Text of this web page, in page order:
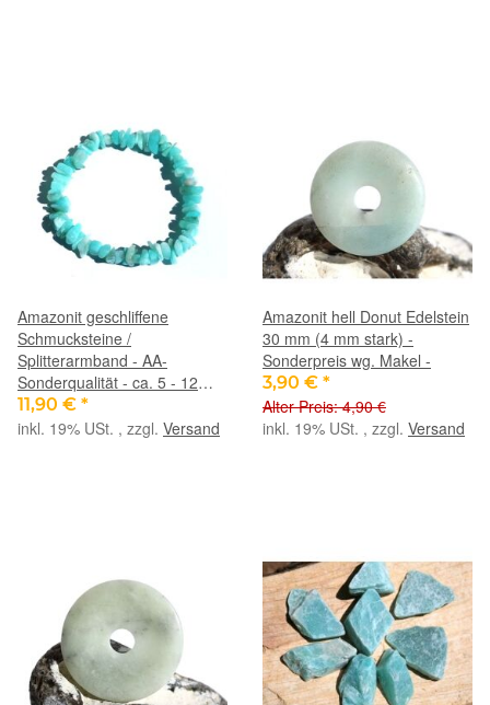
Amazonit geschliffene
Schmucksteine /
Splitterarmband - AA-
Sonderqualität - ca. 5 - 12
mm / ca. 19 cm
11,90 € *
inkl. 19% USt. , zzgl. Versand
Amazonit hell Donut Edelstein
30 mm (4 mm stark) -
Sonderpreis wg. Makel -
3,90 € *
Alter Preis: 4,90 €
inkl. 19% USt. , zzgl. Versand